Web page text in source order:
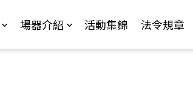
場器介紹 活動集錦 法令規章